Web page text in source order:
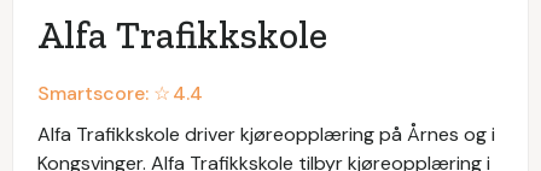
Alfa Trafikkskole
Smartscore: ☆4.4
Alfa Trafikkskole driver kjøreopplæring på Årnes og i
Kongsvinger. Alfa Trafikkskole tilbyr kjøreopplæring i